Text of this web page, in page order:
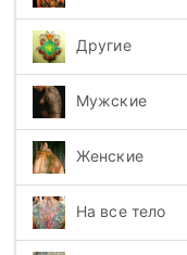
Другие
Мужские
Женские
На все тело